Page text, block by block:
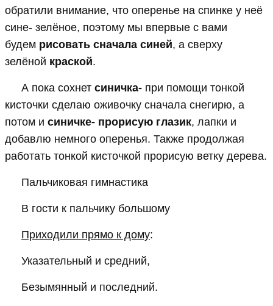
обратили внимание, что оперенье на спинке у неё
сине- зелёное, поэтому мы впервые с вами
будем рисовать сначала синей, а сверху
зелёной краской.
А пока сохнет синичка- при помощи тонкой
кисточки сделаю оживочку сначала снегирю, а
потом и синичке- прорисую глазик, лапки и
добавлю немного оперенья. Также продолжая
работать тонкой кисточкой прорисую ветку дерева.
Пальчиковая гимнастика
В гости к пальчику большому
Приходили прямо к дому:
Указательный и средний,
Безымянный и последний.